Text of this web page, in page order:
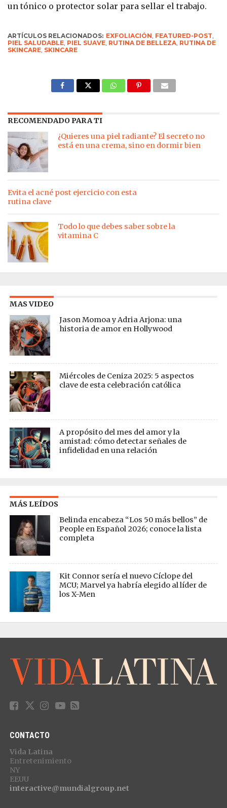
un tónico o protector solar para sellar el trabajo.
ARTÍCULOS RELACIONADOS: EXFOLIACIÓN, FEATURED-POST,
PIEL SALUDABLE, PIEL SUAVE, RUTINA DE BELLEZA, RUTINA DE
SKINCARE, SKINCARE
RECOMENDADO PARA TI
¿Quieres una piel radiante? El secreto no
está en una crema, sino en dormir bien
Evita el acné post ejercicio con esta
rutina clave
Todo lo que debes saber sobre la
vitamina C
MAS VIDEO
Jason Momoa y Adria Arjona: una
historia de amor en Hollywood
Miércoles de Ceniza 2025: 5 aspectos
clave de esta celebración católica
A propósito del mes del amor y la
amistad: cómo detectar señales de
infidelidad en una relación
MÁS LEÍDOS
Belinda encabeza “Los 50 más bellos” de
People en Español 2026; conoce la lista
completa
Kit Connor sería el nuevo Cíclope del
MCU; Marvel ya habría elegido al líder de
los X-Men
CONTACTO
Vida Latina
Entretenimiento
NY
EEUU
interactive@mundialgroup.net